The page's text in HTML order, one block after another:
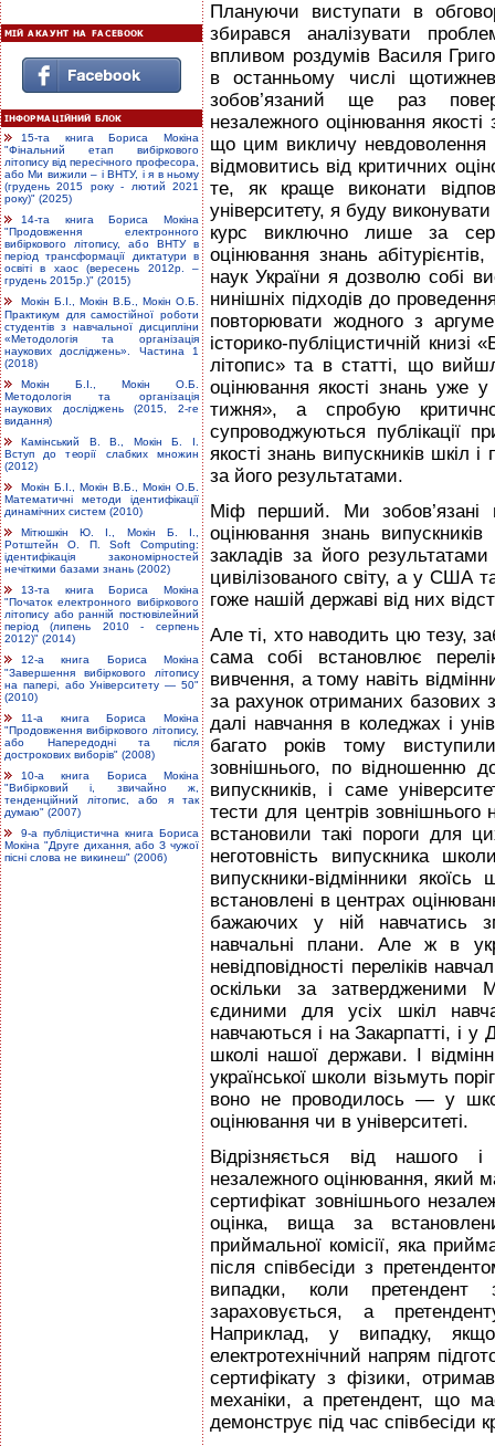
15-та книга Бориса Мокіна
"Фінальний етап вибіркового
літопису від пересічного професора,
або Ми вижили – і ВНТУ, і я в ньому
(грудень 2015 року - лютий 2021
року)" (2025)
14-та книга Бориса Мокіна
"Продовження електронного
вибіркового літопису, або ВНТУ в
період трансформації диктатури в
освіті в хаос (вересень 2012р. –
грудень 2015р.)" (2015)
Мокін Б.І., Мокін В.Б., Мокін О.Б.
Практикум для самостійної роботи
студентів з навчальної дисципліни
«Методологія та організація
наукових досліджень». Частина 1
(2018)
Мокін Б.І., Мокін О.Б.
Методологія та організація
наукових досліджень (2015, 2-ге
видання)
Камінський В. В., Мокін Б. І.
Вступ до теорії слабких множин
(2012)
Мокін Б.І., Мокін В.Б., Мокін О.Б.
Математичні методи ідентифікації
динамічних систем (2010)
Мітюшкін Ю. І., Мокін Б. І.,
Ротштейн О. П. Soft Computing:
ідентифікація закономірностей
нечіткими базами знань (2002)
13-та книга Бориса Мокіна
"Початок електронного вибіркового
літопису або ранній постювілейний
період (липень 2010 - серпень
2012)" (2014)
12-а книга Бориса Мокіна
"Завершення вибіркового літопису
на папері, або Університету — 50"
(2010)
11-а книга Бориса Мокіна
"Продовження вибіркового літопису,
або Напередодні та після
дострокових виборів" (2008)
10-а книга Бориса Мокіна
"Вибірковий і, звичайно ж,
тенденційний літопис, або я так
думаю" (2007)
9-а публіцистична книга Бориса
Мокіна "Друге дихання, або З чужої
пісні слова не викинеш" (2006)
Плануючи виступати в
збирався аналізувати
впливом роздумів Василя
в останньому числі
зобов’язаний ще раз
незалежного оцінювання
що цим викличу невдоволення
відмовитись від критичних
те, як краще виконати
університету, я буду
курс виключно лише за
оцінювання знань
наук України я дозволю собі
нинішніх підходів до
повторювати жодного з
історико-публіцистичній
літопис» та в статті, що
оцінювання якості знань уже
тижня», а спробую
супроводжуються публікації
якості знань випускників шкіл
за його результатами.
Міф перший. Ми зобов’язані
оцінювання знань
закладів за його
цивілізованого світу, а у США
гоже нашій державі від них
Але ті, хто наводить цю тезу,
сама собі встановлює
вивчення, а тому навіть
за рахунок отриманих
далі навчання в коледжах і
багато років тому
зовнішнього, по відношенню
випускників, і саме
тести для центрів зовнішнього
встановили такі пороги для
неготовність випускника
випускники-відмінники
встановлені в центрах
бажаючих у ній навчатись
навчальні плани. Але ж в
невідповідності переліків
оскільки за затвердженими
єдиними для усіх шкіл
навчаються і на Закарпатті, і у
школі нашої держави. І
української школи візьмуть
воно не проводилось — у
оцінювання чи в університеті.
Відрізняється від нашого і
незалежного оцінювання, який
сертифікат зовнішнього
оцінка, вища за
приймальної комісії, яка
після співбесіди з
випадки, коли
зараховується, а
Наприклад, у випадку,
електротехнічний напрям
сертифікату з фізики,
механіки, а претендент, що
демонструє під час співбесіди